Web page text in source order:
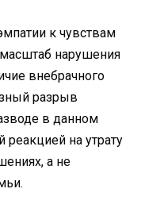
к чувствам
нарушения
внебрачного
разрыв
в данном
реакцией на утрату
а не